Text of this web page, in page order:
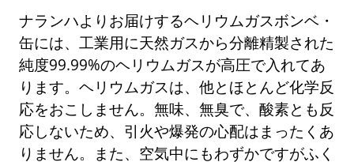
ナランハよりお届けするヘリウムガスボンベ・
缶には、工業用に天然ガスから分離精製された
純度99.99%のヘリウムガスが高圧で入れてあ
ります。ヘリウムガスは、他とほとんど化学反
応をおこしません。無味、無臭で、酸素とも反
応しないため、引火や爆発の心配はまったくあ
りません。また、空気中にもわずかですがふく